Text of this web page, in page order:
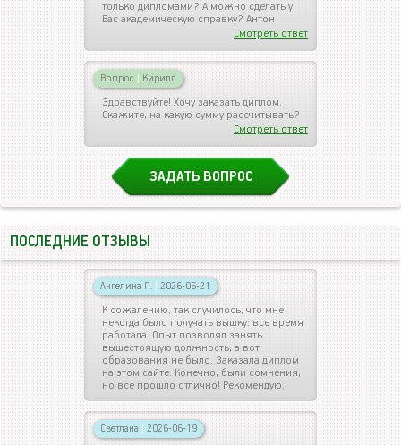
только дипломами? А можно сделать у
Вас академическую справку? Антон
Смотреть ответ
Вопрос | Кирилл
Здравствуйте! Хочу заказать диплом.
Скажите, на какую сумму рассчитывать?
Смотреть ответ
ЗАДАТЬ ВОПРОС
ПОСЛЕДНИЕ ОТЗЫВЫ
Ангелина П. | 2026-06-21
К сожалению, так случилось, что мне
некогда было получать вышку: все время
работала. Опыт позволял занять
вышестоящую должность, а вот
образования не было. Заказала диплом
на этом сайте. Конечно, были сомнения,
но все прошло отлично! Рекомендую.
Светлана | 2026-06-19